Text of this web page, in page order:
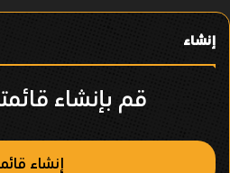
ع
ن
إنشاء
قم بإنشاء
إنشاء